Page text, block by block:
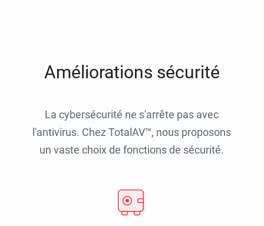
Améliorations sécurité
La cybersécurité ne s'arrête pas avec
l'antivirus. Chez TotalAV™, nous proposons
un vaste choix de fonctions de sécurité.